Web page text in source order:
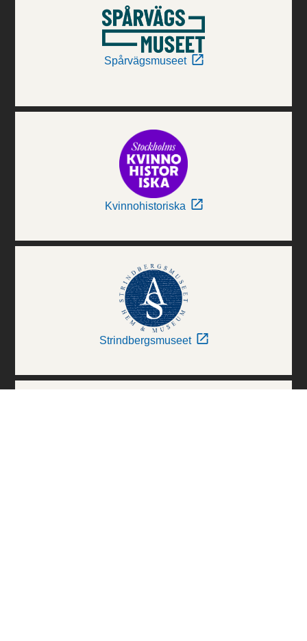
Spårvägsmuseet
Kvinnohistoriska
Strindbergsmuseet